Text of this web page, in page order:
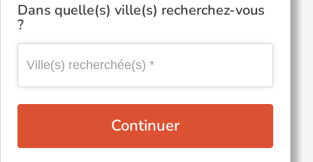
Dans quelle(s) ville(s) recherchez-vous
?
Continuer